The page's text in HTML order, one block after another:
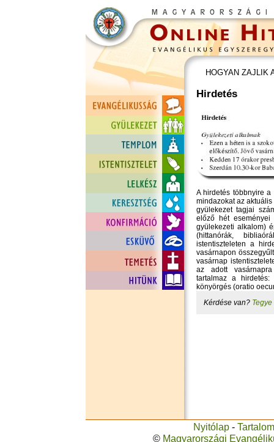
HOGYAN ZAJLIK
Hirdetés
A hirdetés többnyire
mindazokat az
gyülekezet tagjai
előző hét eseményei
gyülekezeti alkalom)
(hittanórák,
istentiszteleten a
vasárnapon
vasárnap
az adott
tartalmaz a
könyörgés (oratio
Kérdése van? Tegye
Nyitólap - Tartalom
© Magyarországi